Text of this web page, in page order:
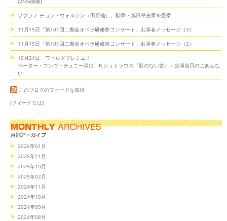
ソプラノ チョン・ウォルソン（田月仙）、勲章・旭日単光章を受章
11月15日「第101回二期会オペラ研修所コンサート」出演者メッセージ（3）
11月15日「第101回二期会オペラ研修所コンサート」出演者メッセージ（2）
10月24日、ワールドプレミエ！
ペーター・コンヴィチュニー演出、R.シュトラウス『影のない女』～公演当日のごあんな
い
このブログのフィードを取得
[フィードとは]
2026年01月
2025年11月
2025年10月
2025年02月
2024年11月
2024年10月
2024年09月
2024年08月